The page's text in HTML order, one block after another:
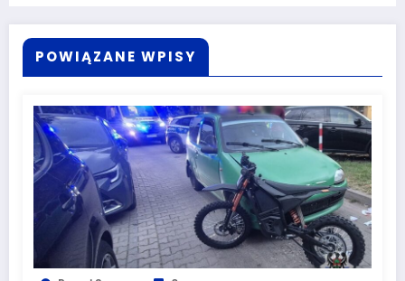
POWIĄZANE WPISY